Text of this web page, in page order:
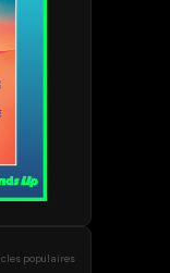
populaires